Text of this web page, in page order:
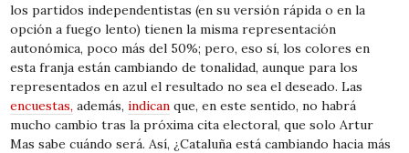
los partidos independentistas (en su versión rápida o en la
opción a fuego lento) tienen la misma representación
autonómica, poco más del 50%; pero, eso sí, los colores en
esta franja están cambiando de tonalidad, aunque para los
representados en azul el resultado no sea el deseado. Las
encuestas, además,indican que, en este sentido, no habrá
mucho cambio tras la próxima cita electoral, que solo Artur
Mas sabe cuándo será. Así, ¿Cataluña está cambiando hacia más